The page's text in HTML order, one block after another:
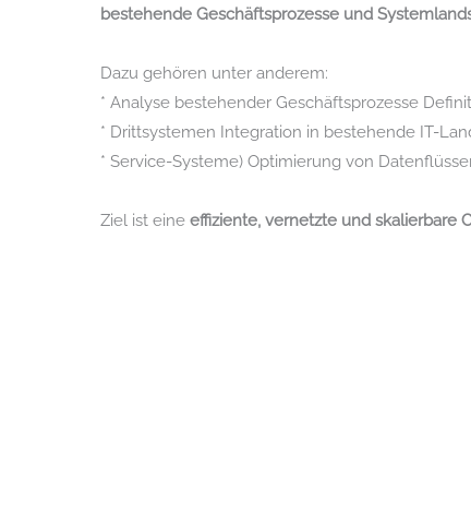
bestehende Geschäftsprozesse und
Dazu gehören unter anderem:
* Analyse bestehender Geschäftsprozesse
* Drittsystemen Integration in bestehende IT-
* Service-Systeme) Optimierung von
Ziel ist eine effiziente, vernetzte und skalierbare